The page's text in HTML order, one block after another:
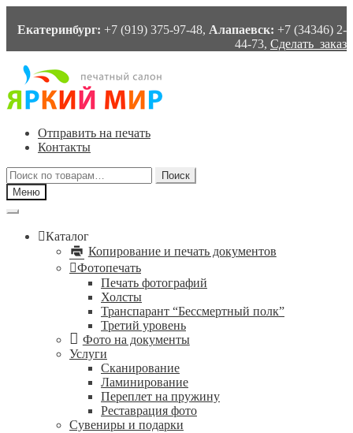
Екатеринбург: +7 (919) 375-97-48, Алапаевск: +7 (34346) 2-
44-73, Сделать заказ
Перейти
навигации
Перейти
содержимому
Отправить на печать
Контакты
Искать:
Поиск
Меню
Каталог
Копирование и печать документов
Фотопечать
Печать фотографий
Холсты
Транспарант “Бессмертный полк”
Третий уровень
Фото на документы
Услуги
Сканирование
Ламинирование
Переплет на пружину
Реставрация фото
Сувениры и подарки